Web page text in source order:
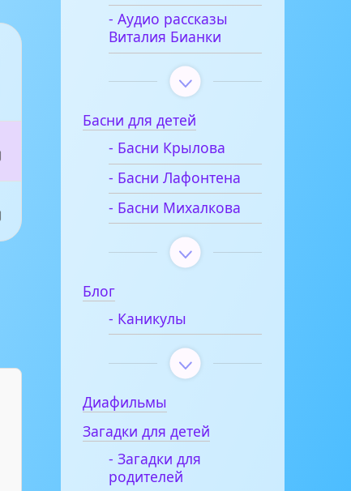
- Аудио рассказы
Виталия Бианки
Басни для детей
- Басни Крылова
- Басни Лафонтена
- Басни Михалкова
Блог
- Каникулы
Диафильмы
Загадки для детей
- Загадки для
родителей